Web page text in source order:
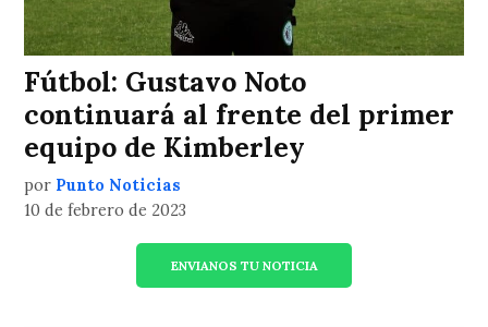
Fútbol: Gustavo Noto
continuará al frente del primer
equipo de Kimberley
por Punto Noticias
10 de febrero de 2023
ENVIANOS TU NOTICIA